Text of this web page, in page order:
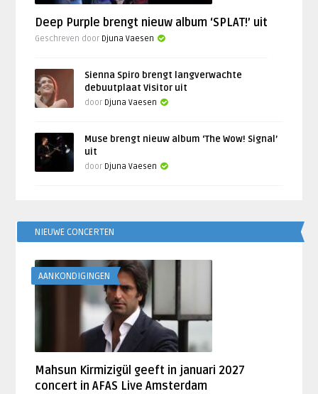
Deep Purple brengt nieuw album ‘SPLAT!’ uit
Geschreven door Djuna Vaesen
Sienna Spiro brengt langverwachte
debuutplaat Visitor uit
door Djuna Vaesen
Muse brengt nieuw album ‘The Wow! Signal’
uit
door Djuna Vaesen
NIEUWE CONCERTEN
AANKONDIGINGEN
Mahsun Kirmizigül geeft in januari 2027
concert in AFAS Live Amsterdam